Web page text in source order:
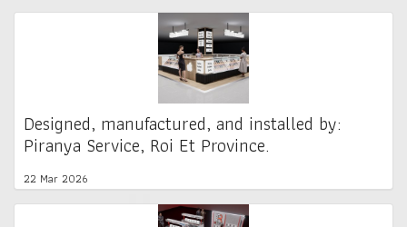
Designed, manufactured, and installed by:
Piranya Service, Roi Et Province.
22 Mar 2026